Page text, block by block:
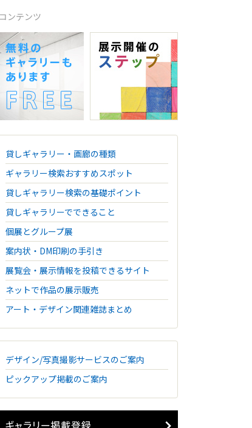
コンテンツ
貸しギャラリー・画廊の種類
ギャラリー検索おすすめスポット
貸しギャラリー検索の基礎ポイント
貸しギャラリーでできること
個展とグループ展
案内状・DM印刷の手引き
展覧会・展示情報を投稿できるサイト
ネットで作品の展示販売
アート・デザイン関連雑誌まとめ
デザイン/写真撮影サービスのご案内
ピックアップ掲載のご案内